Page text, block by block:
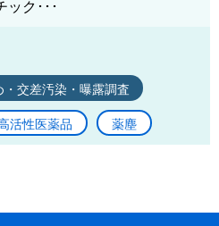
ック･･･
交差汚染・曝露調査
活性医薬品 薬塵